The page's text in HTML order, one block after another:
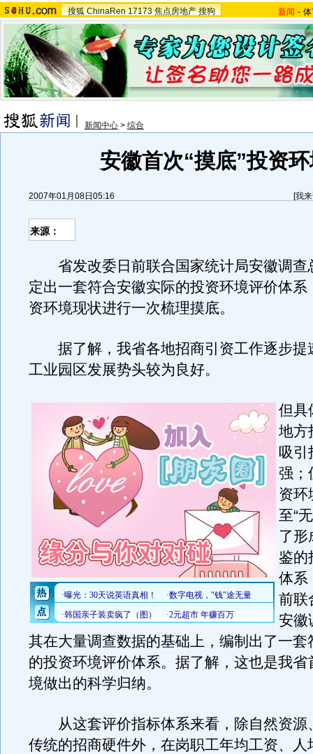
搜狐 ChinaRen 17173 焦点房地产 搜狗 新闻 -
新闻中心 > 综合
安徽首次“摸底”投资
2007年01月08日05:16 [我
来源：
省发改委日前联合国家统计局安徽调查
定出一套符合安徽实际的投资环境评价体系
资环境现状进行一次梳理摸底。
据了解，我省各地招商引资工作逐步提
工业园区发展势头较为良好。
但具
地方
吸引
强；
资环
至“
了形
鉴的
体系
前联
安徽
其在大量调查数据的基础上，编制出了一套
的投资环境评价体系。据了解，这也是我省
境做出的科学归纳。
从这套评价指标体系来看，除自然资源
传统的招商硬件外，在岗职工年均工资、人